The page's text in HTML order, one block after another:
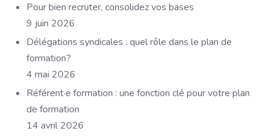
Pour bien recruter, consolidez vos bases
9 juin 2026
Délégations syndicales : quel rôle dans le plan de
formation?
4 mai 2026
Référent·e formation : une fonction clé pour votre plan
de formation
14 avril 2026